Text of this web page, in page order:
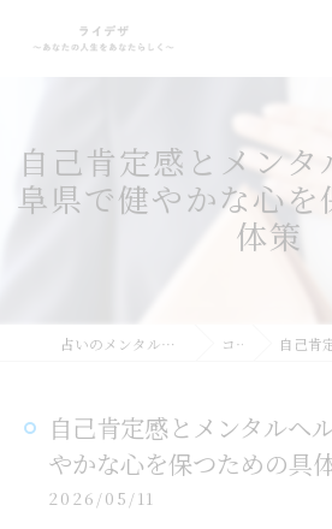
自己肯定感とメン
阜県で健やかな心を
体策
占いのメンタルサポートならライデザ コラム 自己肯定感とメ
自己肯定感とメンタルヘ
やかな心を保つための具
2026/05/11